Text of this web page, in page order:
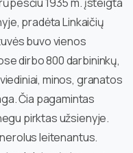
pradėta Linkaičių
buvo vienos
dirbo 800 darbininkų,
minos, granatos
Čia pagamintas
pirktas užsienyje.
leitenantus.